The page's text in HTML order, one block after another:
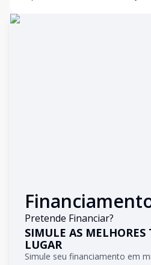
Pretende Financiar?
SIMULE AS MELHORES
LUGAR
Simule seu financiamento em